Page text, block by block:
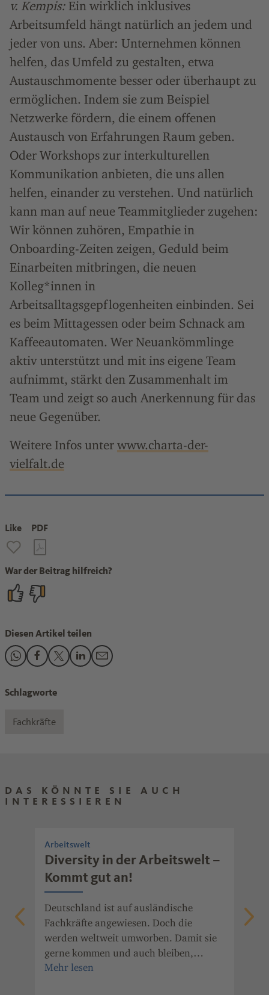
v. Kempis: Ein wirklich inklusives
Arbeitsumfeld hängt natürlich an jedem und
jeder von uns. Aber: Unternehmen können
helfen, das Umfeld zu gestalten, etwa
Austauschmomente besser oder überhaupt zu
ermöglichen. Indem sie zum Beispiel
Netzwerke fördern, die einem offenen
Austausch von Erfahrungen Raum geben.
Oder Workshops zur interkulturellen
Kommunikation anbieten, die uns allen
helfen, einander zu verstehen. Und natürlich
kann man auf neue Teammitglieder zugehen:
Wir können zuhören, Empathie in
Onboarding-Zeiten zeigen, Geduld beim
Einarbeiten mitbringen, die neuen
Kolleg*innen in
Arbeitsalltagsgepflogenheiten einbinden. Sei
es beim Mittagessen oder beim Schnack am
Kaffeeautomaten. Wer Neuankömmlinge
aktiv unterstützt und mit ins eigene Team
aufnimmt, stärkt den Zusammenhalt im
Team und zeigt so auch Anerkennung für das
neue Gegenüber.
Weitere Infos unter www.charta-der-
vielfalt.de
Like PDF
War der Beitrag hilfreich?
Diesen Artikel teilen
Den Beitrag "Willkommenskultur: „Auf neue
Den Beitrag "Willkommenskultur: „Auf neue
Den Beitrag "Willkommenskultur: „Auf neue
Den Beitrag "Willkommenskultur: „Auf
Den Beitrag "Willkommenskultur: „Auf
Schlagworte
Fachkräfte
DAS KÖNNTE SIE AUCH
INTERESSIEREN
Arbeitswelt
Diversity in der Arbeitswelt –
Kommt gut an!
Deutschland ist auf ausländische
Fachkräfte angewiesen. Doch die
werden weltweit umworben. Damit sie
gerne kommen und auch bleiben,
braucht es eine gelebte